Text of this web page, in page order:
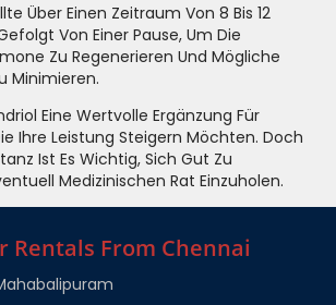
Über Einen Zeitraum Von 8 Bis 12
Von Einer Pause, Um Die
Zu Regenerieren Und Mögliche
Minimieren.
Eine Wertvolle Ergänzung Für
Ihre Leistung Steigern Möchten. Doch
Ist Es Wichtig, Sich Gut Zu
Medizinischen Rat Einzuholen.
Rentals From Chennai